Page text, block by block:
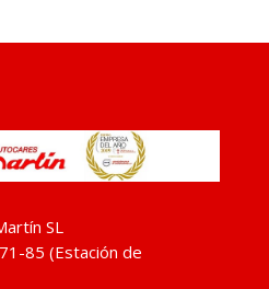
SL
85 (Estación de